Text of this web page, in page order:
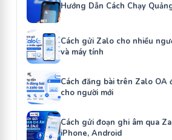
Hướng Dẫn Cách Chạy
Cách gửi Zalo cho nhiều
và máy tính
Cách đăng bài trên Zalo OA
cho người mới
Cách gửi đoạn ghi âm qua
iPhone, Android